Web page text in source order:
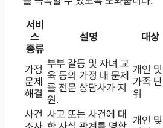
서비
스
종류
설명 대상
가정
문제
해결
부부 갈등 및 자녀 교
육 등의 가정 내 문제
를 전문 상담사가 지
원.
개인 및
가족 단
위
사건 사고 또는 사건에 대 개인 및